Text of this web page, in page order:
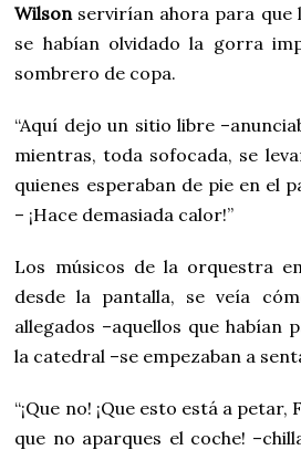
Wilson servirían ahora para que
se habían olvidado la gorra
sombrero de copa.
“Aquí dejo un sitio libre
mientras, toda sofocada, se
quienes esperaban de pie en el
– ¡Hace demasiada calor!”
Los músicos de la orquestra
desde la pantalla, se veía
allegados –aquellos que habían
la catedral –se empezaban a
“¡Que no! ¡Que esto está a
que no aparques el coche!